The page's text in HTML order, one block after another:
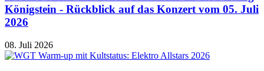
Königstein - Rückblick auf das Konzert vom 05. Juli
2026
08. Juli 2026